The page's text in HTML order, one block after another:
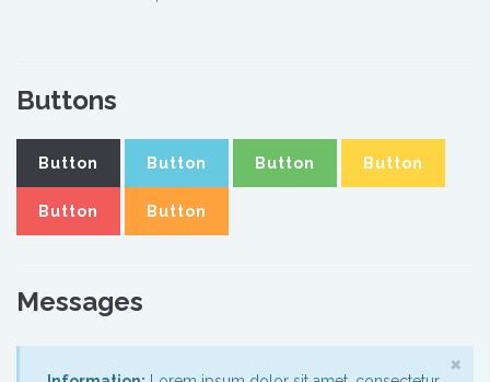
Buttons
Button Button Button Button
Button Button
Messages
×